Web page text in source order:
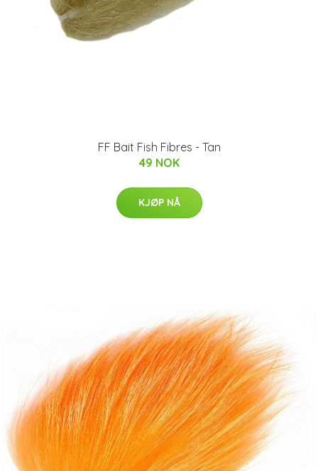
FF Bait Fish Fibres - Tan
49 NOK
KJØP NÅ